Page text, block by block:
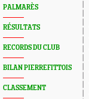
PALMARÈS
RÉSULTATS
RECORDS DU CLUB
BILAN PIERREFITTOIS
CLASSEMENT